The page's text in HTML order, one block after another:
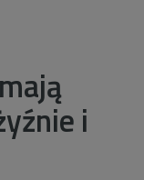
i